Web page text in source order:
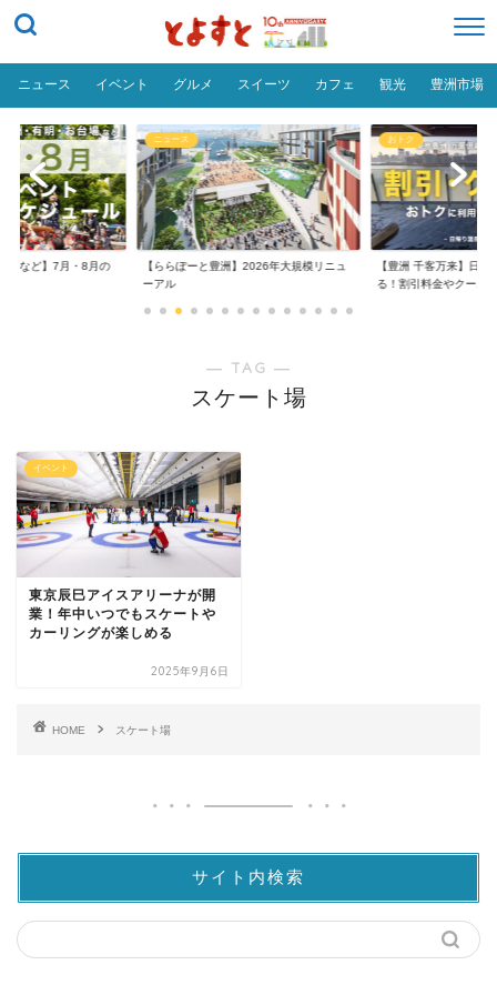
ニュース イベント グルメ スイーツ カフェ 観光 豊洲市場
場など】7月・8月の
ニュース
【ららぽーと豊洲】2026年大規模リニュ
ーアル
おトク
【豊洲 千客万来】日帰
る！割引料金やクーポ...
― TAG ―
スケート場
イベント
東京辰巳アイスアリーナが開
業！年中いつでもスケートや
カーリングが楽しめる
2025年9月6日
HOME スケート場
サイト内検索